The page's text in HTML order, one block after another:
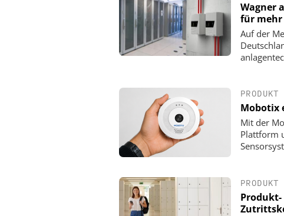
Wagner
für mehr
Auf der
PRODUKT
Mobotix
Mit der
Plattform
PRODUKT
YOKOGAWA DEUTSCHLAND
NIS2 & OT Security – was